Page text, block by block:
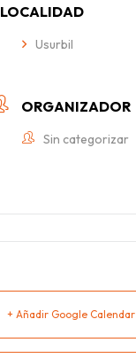
LOCALIDAD
Usurbil
ORGANIZADOR
Sin categorizar
+ Añadir Google Calendar